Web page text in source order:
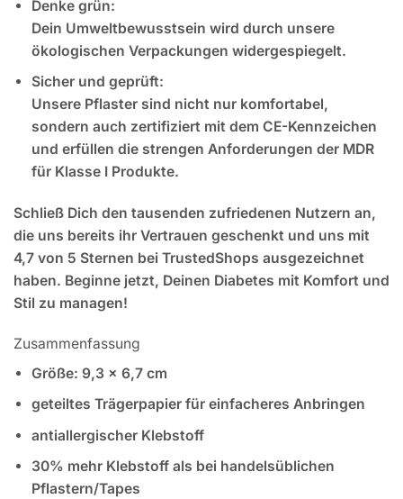
Denke grün:
Dein Umweltbewusstsein wird durch unsere
ökologischen Verpackungen widergespiegelt.
Sicher und geprüft:
Unsere Pflaster sind nicht nur komfortabel,
sondern auch zertifiziert mit dem CE-Kennzeichen
und erfüllen die strengen Anforderungen der MDR
für Klasse I Produkte.
Schließ Dich den tausenden zufriedenen Nutzern an,
die uns bereits ihr Vertrauen geschenkt und uns mit
4,7 von 5 Sternen bei TrustedShops ausgezeichnet
haben. Beginne jetzt, Deinen Diabetes mit Komfort und
Stil zu managen!
Zusammenfassung
Größe: 9,3 x 6,7 cm
geteiltes Trägerpapier für einfacheres Anbringen
antiallergischer Klebstoff
30% mehr Klebstoff als bei handelsüblichen
Pflastern/Tapes